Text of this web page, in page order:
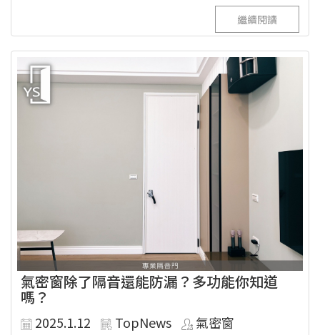
繼續閱讀
氣密窗除了隔音還能防漏？多功能你知道
嗎？
2025.1.12 TopNews
氣密窗